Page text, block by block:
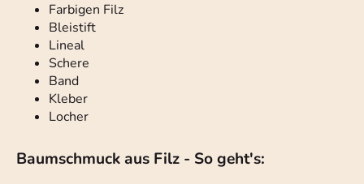
Farbigen Filz
Bleistift
Lineal
Schere
Band
Kleber
Locher
Baumschmuck aus Filz - So geht's: